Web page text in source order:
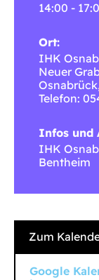
14:00 -
Ort:
IHK
Neuer
Osnabrück
Telefon:
Infos und
IHK
Bentheim
Zum
Google